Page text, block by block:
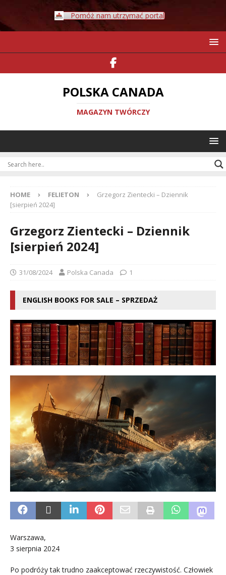
Pomóż nam utrzymać portal
POLSKA CANADA
MAGAZYN TWÓRCZY
HOME FELIETON
Grzegorz Zientecki – Dziennik
[sierpień 2024]
Grzegorz Zientecki – Dziennik
[sierpień 2024]
31/08/2024 Polska Canada 1
ENGLISH BOOKS FOR SALE – SPRZEDAŻ
Warszawa,
3 sierpnia 2024
Po podróży tak trudno zaakceptować rzeczywistość. Człowiek